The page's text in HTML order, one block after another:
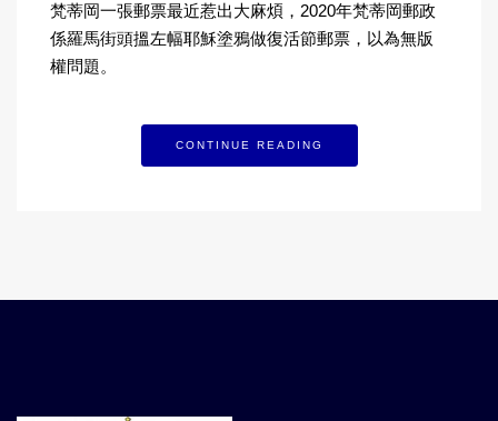
梵蒂岡一張郵票最近惹出大麻煩，2020年梵蒂岡郵政
係羅馬街頭搵左幅耶穌塗鴉做復活節郵票，以為無版
權問題。
CONTINUE READING